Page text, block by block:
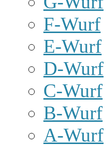
F-Wurf
E-Wurf
D-Wurf
C-Wurf
B-Wurf
A-Wurf